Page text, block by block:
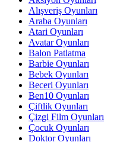
Alışveriş Oyunları
Araba Oyunları
Atari Oyunları
Avatar Oyunları
Balon Patlatma
Barbie Oyunları
Bebek Oyunları
Beceri Oyunları
Ben10 Oyunları
Çiftlik Oyunları
Çizgi Film Oyunları
Çocuk Oyunları
Doktor Oyunları